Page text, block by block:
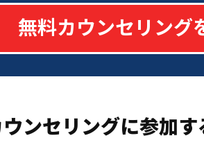
無料カウンセリング
ンセリングに参加す